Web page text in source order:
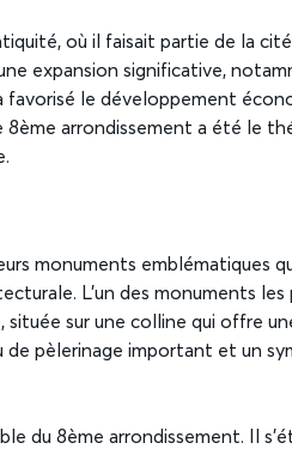
où il faisait partie de la
expansion significative,
favorisé le développement
8ème arrondissement a été le
monuments emblématiques
L’un des monuments les
sur une colline qui offre
de pèlerinage important et un
du 8ème arrondissement. Il